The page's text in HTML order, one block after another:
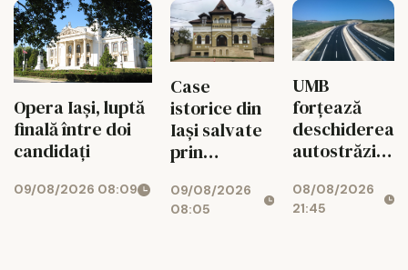
Opera Iași, luptă
finală între doi
candidați
09/08/2026 08:09
Case
istorice din
Iași salvate
prin
clinici și
birouri
09/08/2026
08:05
UMB
forțează
deschiderea
autostrăzii
la Bacău
08/08/2026
21:45